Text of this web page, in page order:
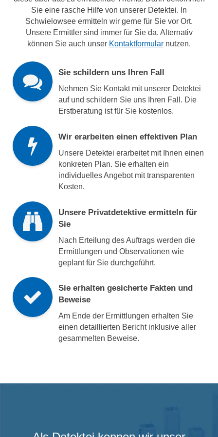
Sie eine rasche Hilfe von unserer Detektei. In
Schwielowsee ermitteln wir gerne für Sie vor Ort.
Unsere Ermittler sind immer für Sie da. Alternativ
können Sie auch unser Kontaktformular nutzen.
Sie schildern uns Ihren Fall
Nehmen Sie Kontakt mit unserer Detektei
auf und schildern Sie uns Ihren Fall. Die
Erstberatung ist für Sie kostenlos.
Wir erarbeiten einen effektiven Plan
Unsere Detektei erarbeitet mit Ihnen einen
konkreten Plan. Sie erhalten ein
individuelles Angebot mit transparenten
Kosten.
Unsere Privatdetektive ermitteln für
Sie
Nach Erteilung des Auftrags werden die
Ermittlungen und Observationen wie
geplant für Sie durchgeführt.
Sie erhalten gesicherte Fakten und
Beweise
Am Ende der Ermittlungen erhalten Sie
einen detaillierten Bericht inklusive aller
gesammelten Beweise.